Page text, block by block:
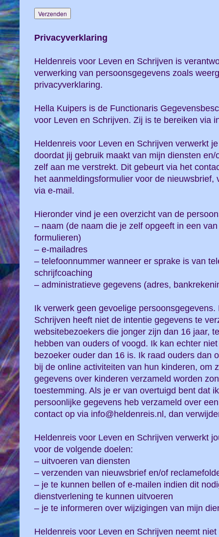
Privacyverklaring
Heldenreis voor Leven en Schrijven is
verwerking van persoonsgegevens zoals
privacyverklaring.
Hella Kuipers is de Functionaris
voor Leven en Schrijven. Zij is te bereiken via
Heldenreis voor Leven en Schrijven verwerkt
doordat jij gebruik maakt van mijn diensten
zelf aan me verstrekt. Dit gebeurt via het
het aanmeldingsformulier voor de nieuwsbrief,
via e-mail.
Hieronder vind je een overzicht van de
– naam (de naam die je zelf opgeeft in een
formulieren)
– e-mailadres
– telefoonnummer wanneer er sprake is van
schrijfcoaching
– administratieve gegevens (adres,
Ik verwerk geen gevoelige
Schrijven heeft niet de intentie gegevens te
websitebezoekers die jonger zijn dan 16 jaar,
hebben van ouders of voogd. Ik kan echter
bezoeker ouder dan 16 is. Ik raad ouders dan
bij de online activiteiten van hun kinderen, om
gegevens over kinderen verzameld worden
toestemming. Als je er van overtuigd bent dat
persoonlijke gegevens heb verzameld over
contact op via info@heldenreis.nl, dan
Heldenreis voor Leven en Schrijven verwerkt
voor de volgende doelen:
– uitvoeren van diensten
– verzenden van nieuwsbrief en/of
– je te kunnen bellen of e-mailen indien dit
dienstverlening te kunnen uitvoeren
– je te informeren over wijzigingen van mijn
Heldenreis voor Leven en Schrijven neemt